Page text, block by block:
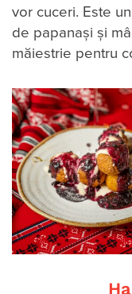
vor cuceri. Este
de papanași și
măiestrie pentru